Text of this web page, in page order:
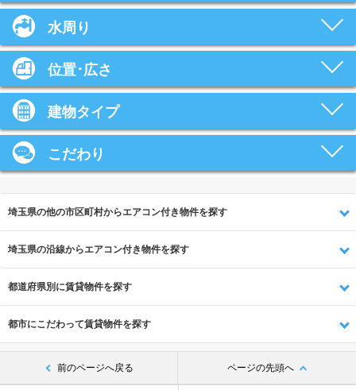
水周り
位置･広さ
建物タイプ
こだわり
埼玉県の他の市区町村からエアコン付き物件を探す
埼玉県の沿線からエアコン付き物件を探す
都道府県別に賃貸物件を探す
都市にこだわって賃貸物件を探す
前のページへ戻る ページの先頭へ